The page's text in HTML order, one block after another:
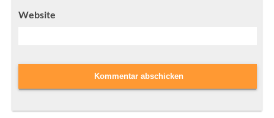
Website